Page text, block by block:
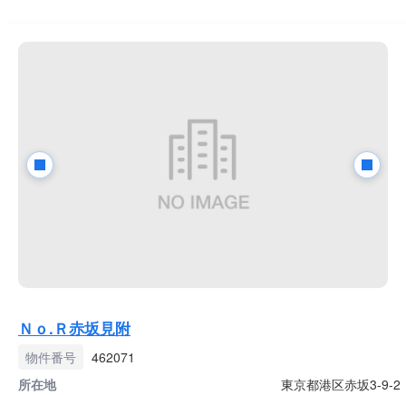
Ｎｏ.Ｒ赤坂見附
物件番号
462071
所在地
東京都港区赤坂3-9-2